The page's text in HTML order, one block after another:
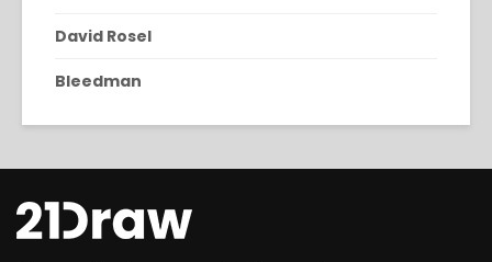
David Rosel
Bleedman